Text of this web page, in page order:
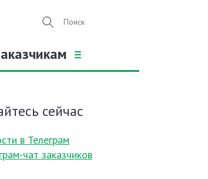
сейчас
в Телеграм
чат заказчиков